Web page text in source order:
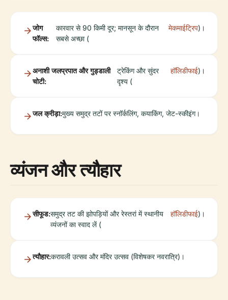
जोग
फॉल्स:
कारवार से 90 किमी दूर; मानसून के दौरान
सबसे अच्छा (
मेकमाईट्रिप)।
अनाशी जलप्रपात और गुड्डाली
चोटी:
ट्रेकिंग और सुंदर
दृश्य (
हॉलिडीफाई)।
जल क्रीड़ा:मुख्य समुद्र तटों पर स्नॉर्कलिंग, कयाकिंग, जेट-स्कीइंग।
व्यंजन और त्यौहार
सीफूड:समुद्र तट की झोपड़ियों और रेस्तरां में स्थानीय
व्यंजनों का स्वाद लें (
हॉलिडीफाई)।
त्यौहार:करावली उत्सव और मंदिर उत्सव (विशेषकर नवरात्रि)।